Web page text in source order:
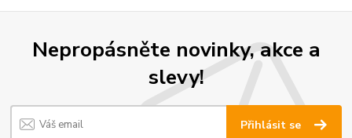
Nepropásněte novinky, akce a
slevy!
Přihlásit se